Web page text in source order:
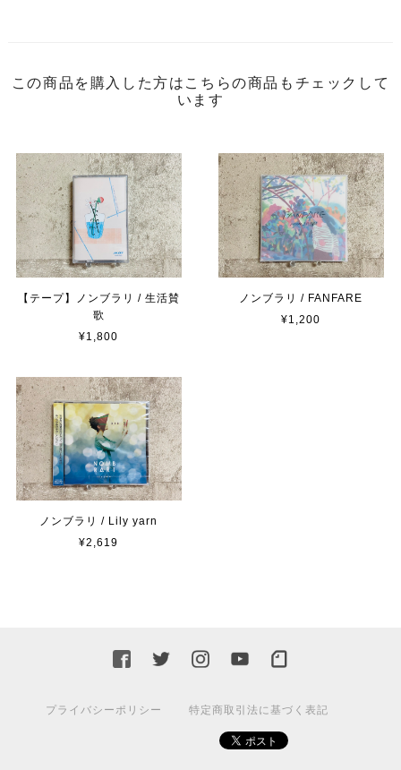
この商品を購入した方はこちらの商品もチェックして
います
【テープ】ノンブラリ / 生活賛
歌
¥1,800
ノンブラリ / FANFARE
¥1,200
ノンブラリ / Lily yarn
¥2,619
プライバシーポリシー 特定商取引法に基づく表記